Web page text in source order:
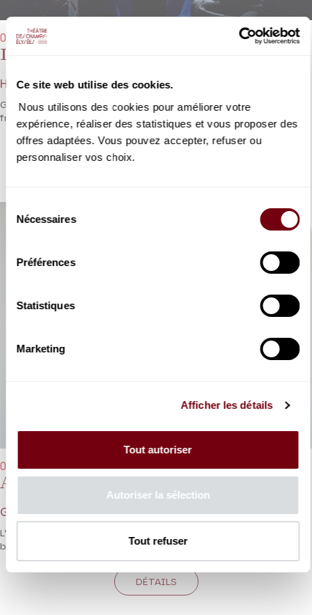
Ce site web utilise des cookies.
Nous utilisons des cookies pour améliorer votre
expérience, réaliser des statistiques et vous proposer des
offres adaptées. Vous pouvez accepter, refuser ou
personnaliser vos choix.
Sélection
Nécessaires
Préférences
Statistiques
Marketing
Afficher les détails
Tout autoriser
Autoriser la sélection
Tout refuser
La Damnation de Faust
03/11/2025 → 15/11/2025 - 19h30
Hector Berlioz
Goethe et Berlioz pour l’un des chefs-d’œuvre du romantisme
français.
Alcina
05/11/2025 - 19h30
Georg Friedrich Haendel
L’un des plus beaux portraits féminins Haendéliens sous la
baguette de Philippe Jaroussky.
DÉTAILS